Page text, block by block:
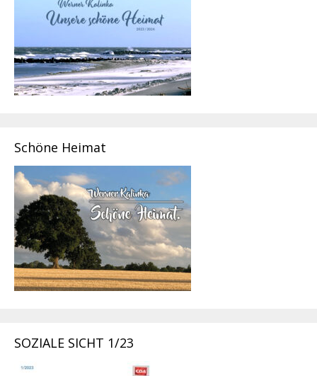
Schöne Heimat
SOZIALE SICHT 1/23